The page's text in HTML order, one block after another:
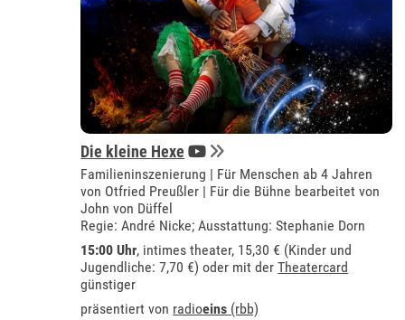
Die kleine Hexe
Familieninszenierung | Für Menschen ab 4 Jahren
von Otfried Preußler | Für die Bühne bearbeitet von
John von Düffel
Regie: André Nicke; Ausstattung: Stephanie Dorn
15:00 Uhr, intimes theater, 15,30 € (Kinder und
Jugendliche: 7,70 €) oder mit derTheatercard
günstiger
präsentiert von radioeins (rbb)